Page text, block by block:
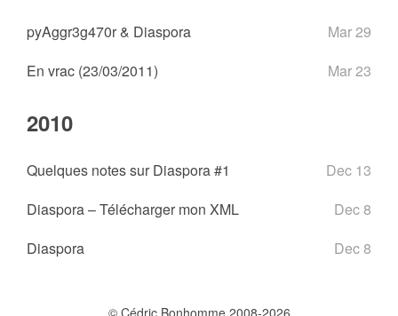
pyAggr3g470r & Diaspora
Mar 29
En vrac (23/03/2011)
Mar 23
2010
Quelques notes sur Diaspora #1
Dec 13
Diaspora – Télécharger mon XML
Dec 8
Diaspora
Dec 8
© Cédric Bonhomme 2008-2026